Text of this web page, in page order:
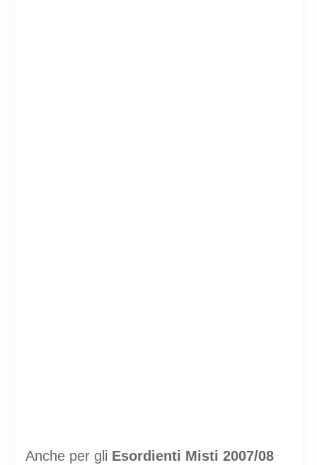
Anche per gli Esordienti Misti 2007/08